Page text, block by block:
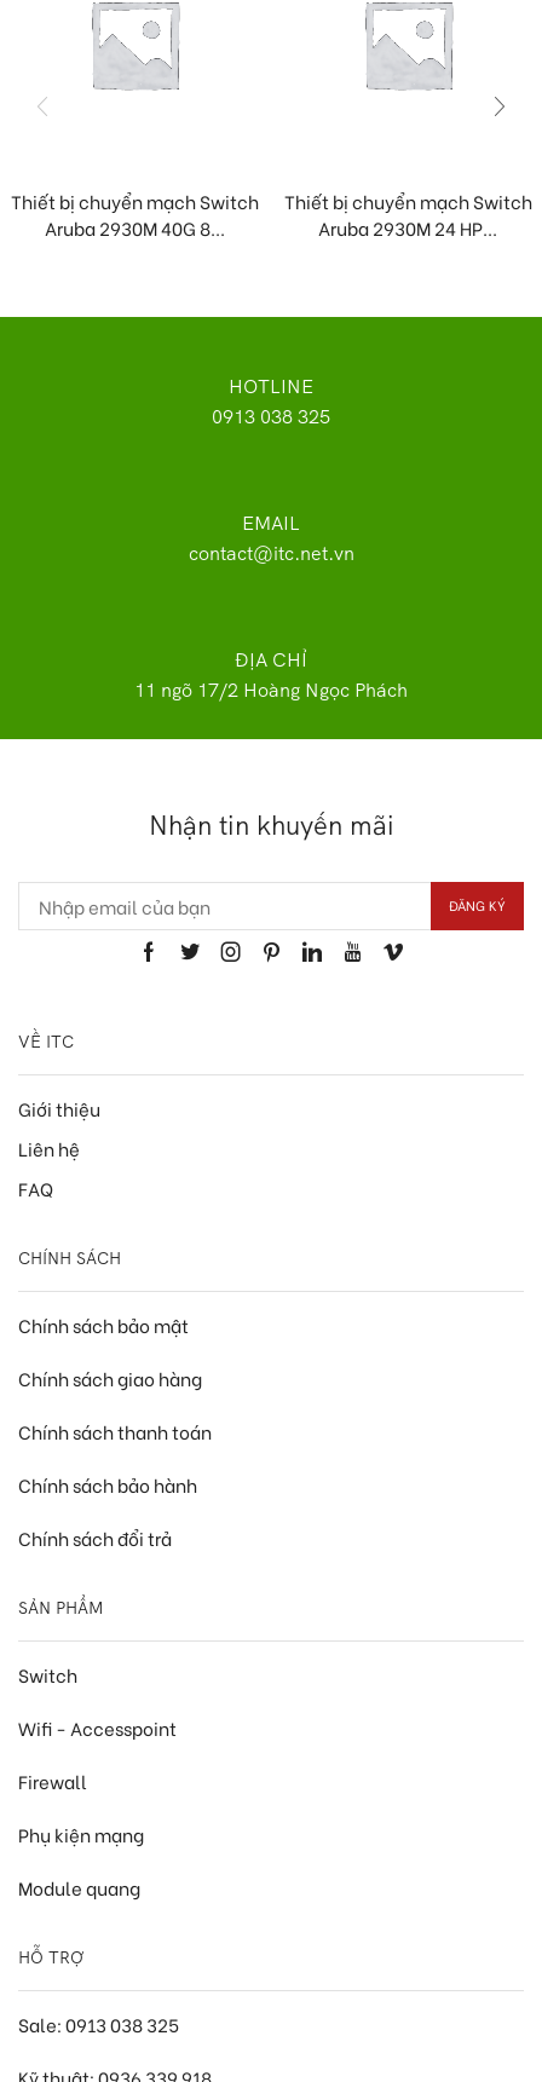
Thiết bị chuyển mạch Switch
Aruba 2930M 40G 8...
Thiết bị chuyển mạch Switch
Aruba 2930M 24 HP...
HOTLINE
0913 038 325
EMAIL
contact@itc.net.vn
ĐỊA CHỈ
11 ngõ 17/2 Hoàng Ngọc Phách
Nhận tin khuyến mãi
VỀ ITC
Giới thiệu
Liên hệ
FAQ
CHÍNH SÁCH
Chính sách bảo mật
Chính sách giao hàng
Chính sách thanh toán
Chính sách bảo hành
Chính sách đổi trả
SẢN PHẨM
Switch
Wifi - Accesspoint
Firewall
Phụ kiện mạng
Module quang
HỖ TRỢ
Sale: 0913 038 325